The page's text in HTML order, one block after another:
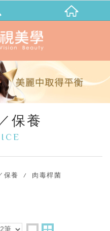
保養
保養 肉毒桿菌